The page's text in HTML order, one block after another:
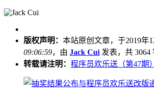
版权声明： 本站原创文章，于2019年
09:06:59，由 Jack Cui 发表，共 3064
转载请注明： 程序员欢乐送（第47期